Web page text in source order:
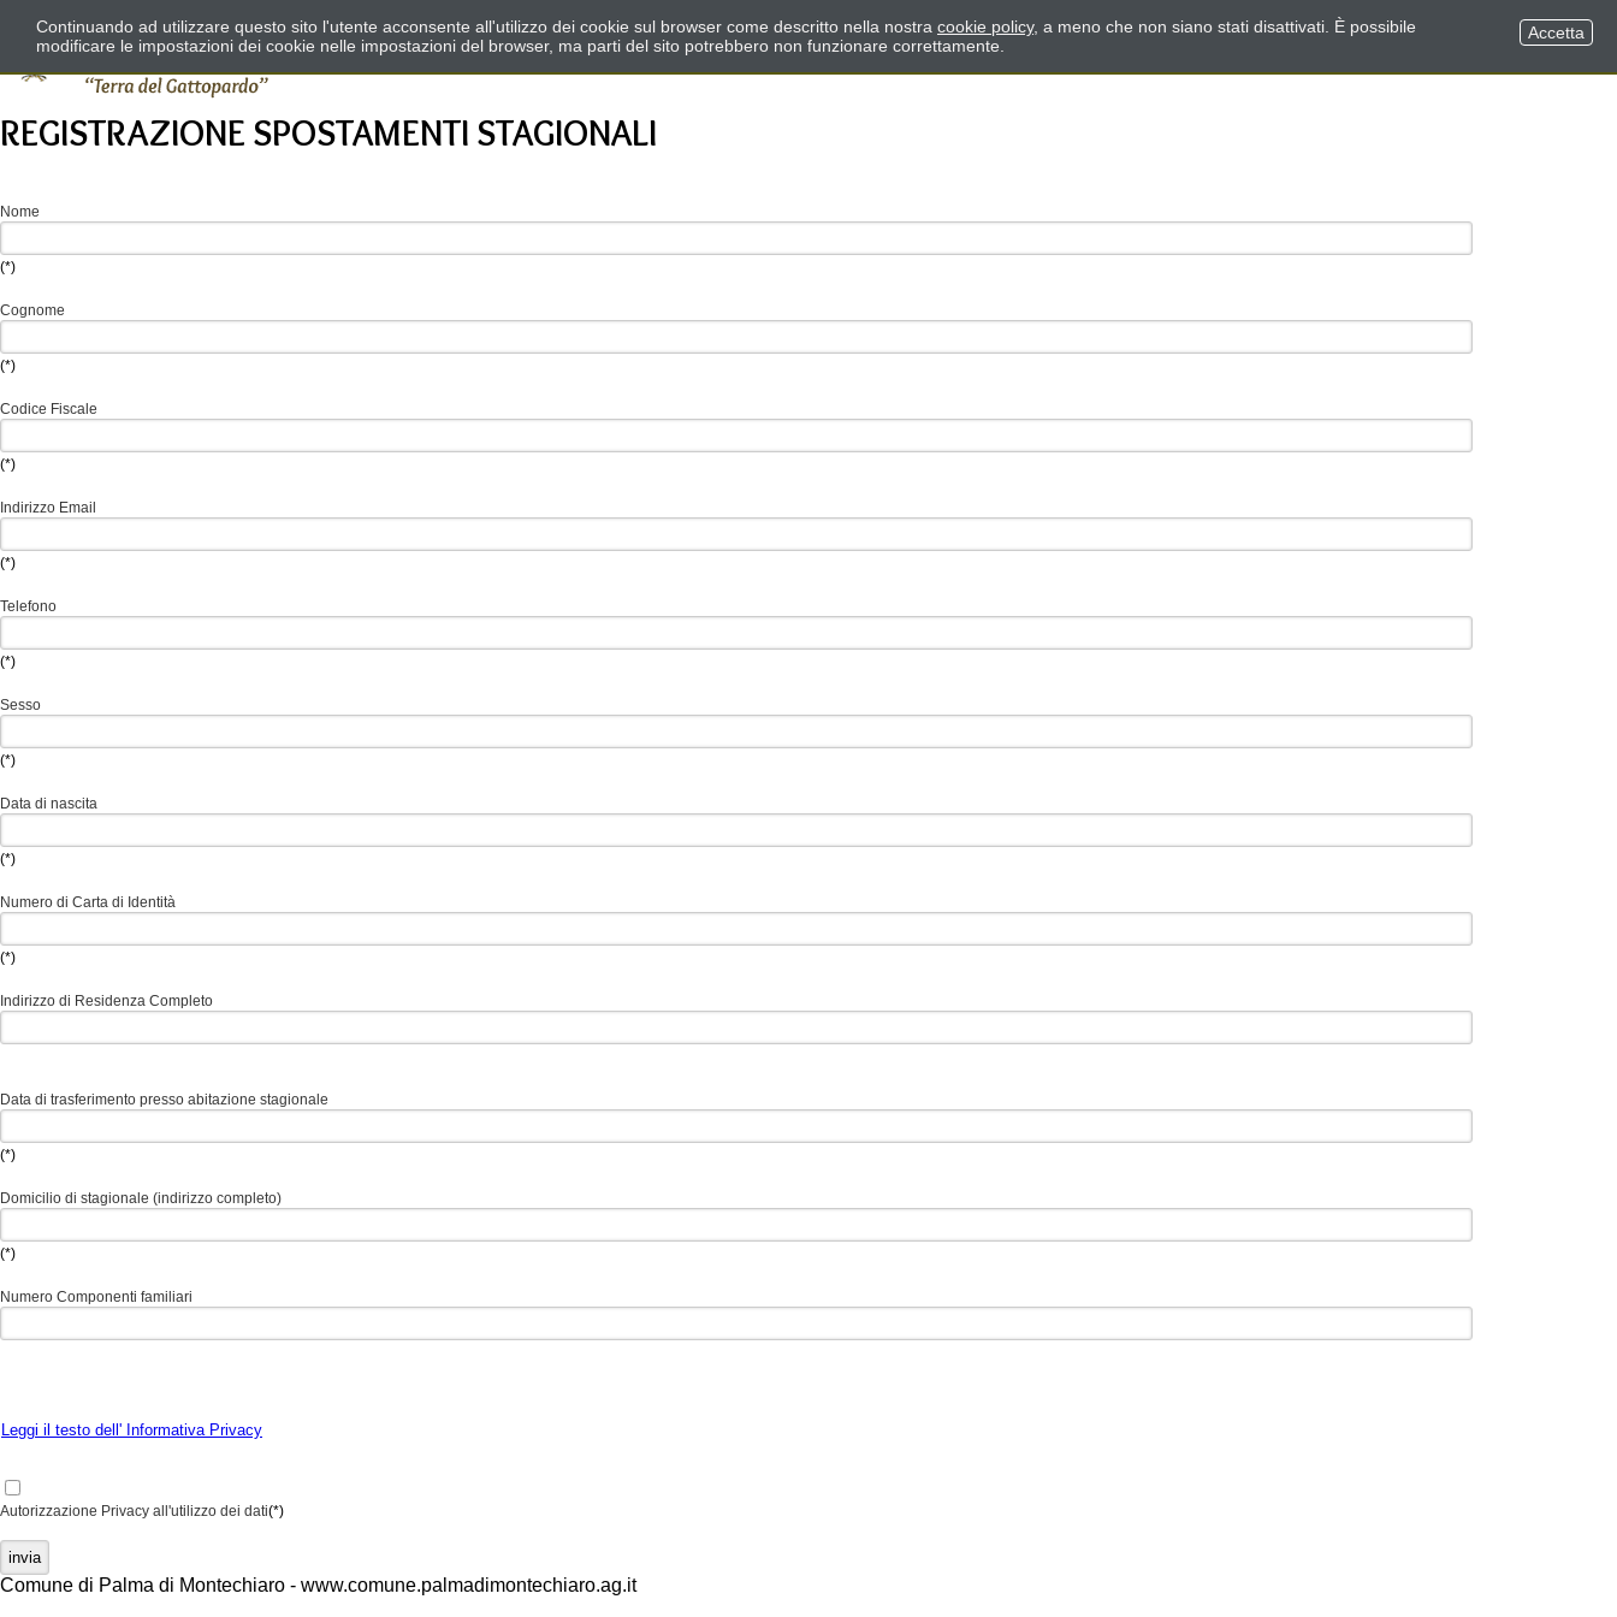
REGISTRAZIONE SPOSTAMENTI STAGIONALI
Nome
(*)
Cognome
(*)
Codice Fiscale
(*)
Indirizzo Email
(*)
Telefono
(*)
Sesso
(*)
Data di nascita
(*)
Numero di Carta di Identità
(*)
Indirizzo di Residenza Completo
Data di trasferimento presso abitazione stagionale
(*)
Domicilio di stagionale (indirizzo completo)
(*)
Numero Componenti familiari
Leggi il testo dell' Informativa Privacy
Autorizzazione Privacy all'utilizzo dei dati(*)
Comune di Palma di Montechiaro - www.comune.palmadimontechiaro.ag.it
Continuando ad utilizzare questo sito l'utente acconsente all'utilizzo dei cookie sul browser come descritto nella nostra cookie policy, a meno che non siano stati disattivati. È possibile
modificare le impostazioni dei cookie nelle impostazioni del browser, ma parti del sito potrebbero non funzionare correttamente.
Accetta